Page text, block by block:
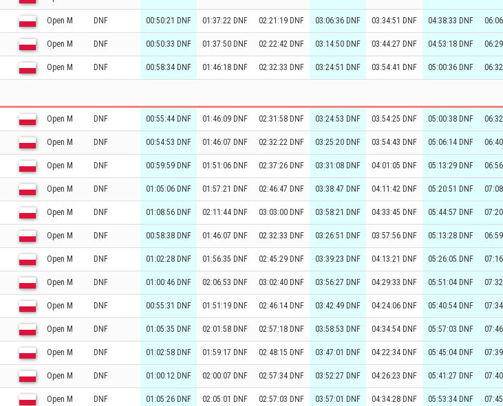
Open M DNF 00:50:21 DNF 01:37:22 DNF 02:21:19 DNF 03:06:36 DNF 03:34:51 DNF 04:38:33 DNF
Open M DNF 00:50:33 DNF 01:37:50 DNF 02:22:42 DNF 03:14:50 DNF 03:44:27 DNF 04:53:18 DNF
Open M DNF 00:58:34 DNF 01:46:18 DNF 02:32:33 DNF 03:24:51 DNF 03:54:41 DNF 05:00:36 DNF
Open M DNF 00:55:44 DNF 01:46:09 DNF 02:31:58 DNF 03:24:53 DNF 03:54:25 DNF 05:00:38 DNF
Open M DNF 00:54:53 DNF 01:46:07 DNF 02:32:22 DNF 03:25:20 DNF 03:54:43 DNF 05:06:14 DNF
Open M DNF 00:59:59 DNF 01:51:06 DNF 02:37:26 DNF 03:31:08 DNF 04:01:05 DNF 05:13:29 DNF
Open M DNF 01:05:06 DNF 01:57:21 DNF 02:46:47 DNF 03:38:47 DNF 04:11:42 DNF 05:20:51 DNF
Open M DNF 01:08:56 DNF 02:11:44 DNF 03:03:00 DNF 03:58:21 DNF 04:33:45 DNF 05:44:57 DNF
Open M DNF 00:58:38 DNF 01:46:07 DNF 02:32:33 DNF 03:26:51 DNF 03:57:56 DNF 05:13:28 DNF
Open M DNF 01:02:28 DNF 01:56:35 DNF 02:45:29 DNF 03:39:23 DNF 04:13:21 DNF 05:26:05 DNF
Open M DNF 01:00:46 DNF 02:06:53 DNF 03:02:40 DNF 03:56:27 DNF 04:29:33 DNF 05:51:04 DNF
Open M DNF 00:55:31 DNF 01:51:19 DNF 02:46:14 DNF 03:42:49 DNF 04:24:06 DNF 05:40:54 DNF
Open M DNF 01:05:35 DNF 02:01:58 DNF 02:57:18 DNF 03:58:53 DNF 04:34:54 DNF 05:57:03 DNF
Open M DNF 01:02:58 DNF 01:59:17 DNF 02:48:15 DNF 03:47:01 DNF 04:22:34 DNF 05:45:04 DNF
Open M DNF 01:00:12 DNF 02:00:07 DNF 02:57:34 DNF 03:52:27 DNF 04:26:23 DNF 05:41:27 DNF
Open M DNF 01:05:26 DNF 02:05:01 DNF 02:57:03 DNF 03:57:01 DNF 04:34:28 DNF 05:53:34 DNF